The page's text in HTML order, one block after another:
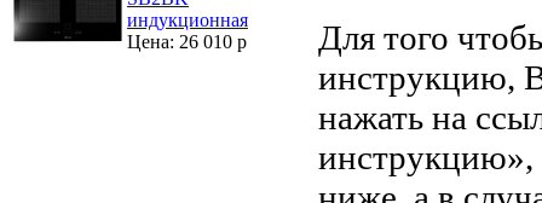
индукционная
Цена: 26 010 р
Для того
инструкцию,
нажать на